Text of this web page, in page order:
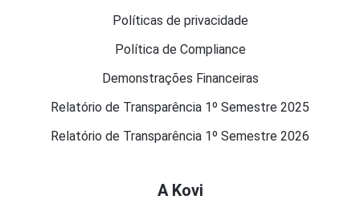
Políticas de privacidade
Política de Compliance
Demonstrações Financeiras
Relatório de Transparência 1º Semestre 2025
Relatório de Transparência 1º Semestre 2026
A Kovi